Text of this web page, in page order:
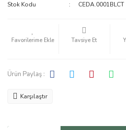
Stok Kodu
CEDA.0001BLCT
Tavsiye Et
Ürün Paylaş :
Karşılaştır